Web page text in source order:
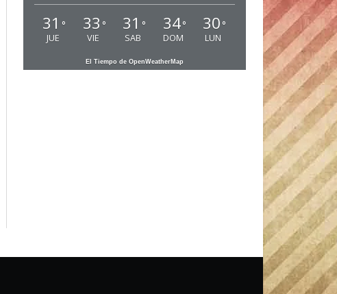
31 °
JUE
33 °
VIE
31 °
SAB
34°
DOM
30 °
LUN
El Tiempo de OpenWeatherMap